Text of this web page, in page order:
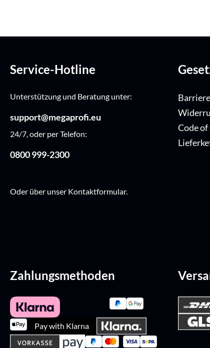
Service-Hotline
Unterstützung und Beratung unter:
support@megaprofi.eu
24/7, oder per Telefon:
0800 999-2300
Oder über unser Kontaktformular.
Code
Zahlungsmethoden
Pay with Klarna